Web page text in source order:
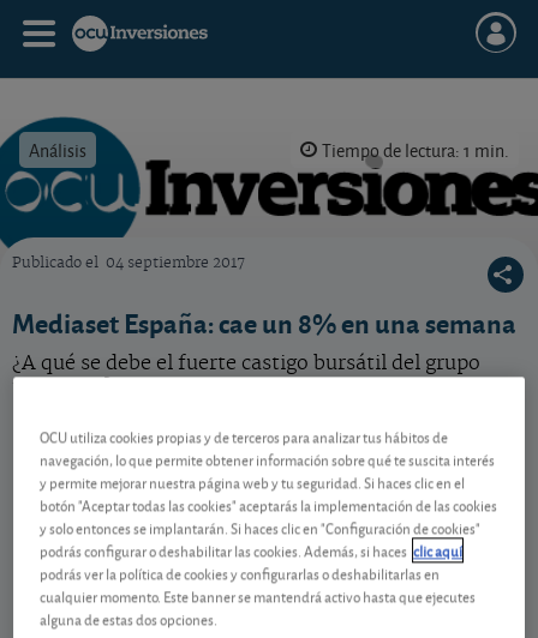
Análisis Tiempo de lectura: 1 min.
Publicado el 04 septiembre 2017
Mediaset España: cae un 8% en una semana
¿A qué se debe el fuerte castigo bursátil del grupo
Contenido reservado a SOCIOS
Gestiona tu dinero con visión
experta
y consigue que cada euro trabaje
OCU utiliza cookies propias y de terceros para analizar tus hábitos de
navegación, lo que permite obtener información sobre qué te suscita interés
y permite mejorar nuestra página web y tu seguridad. Si haces clic en el
botón "Aceptar todas las cookies" aceptarás la implementación de las cookies
y solo entonces se implantarán. Si haces clic en "Configuración de cookies"
podrás configurar o deshabilitar las cookies. Además, si haces clic aquí
podrás ver la política de cookies y configurarlas o deshabilitarlas en
cualquier momento. Este banner se mantendrá activo hasta que ejecutes
alguna de estas dos opciones.